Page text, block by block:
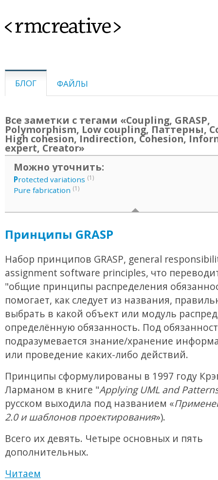
<rmcreative>
БЛОГ ФАЙЛЫ
Все заметки с тегами «Coupling, GRASP,
Polymorphism, Low coupling, Паттерны,
High cohesion, Indirection, Cohesion,
expert, Creator»
Можно уточнить:
Protected variations (1)
Pure fabrication (1)
Принципы GRASP
Набор принципов GRASP, general
assignment software principles, что
"общие принципы распределения
помогает, как следует из названия,
выбрать в какой объект или модуль
определённую обязанность. Под
подразумевается знание/хранение
или проведение каких-либо действий.
Принципы сформулированы в 1997 году
Ларманом в книге "Applying UML and
русском выходила под названием «
2.0 и шаблонов проектирования»).
Всего их девять. Четыре основных и пять
дополнительных.
Читаем